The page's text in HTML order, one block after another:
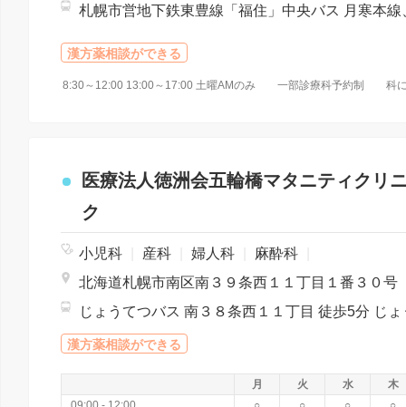
漢方薬相談ができる
8:30～12:00 13:00～17:00 土曜AMのみ 一部診療科予約制 科
医療法人徳洲会五輪橋マタニティクリ
ク
小児科 産科 婦人科 麻酔科
北海道札幌市南区南３９条西１１丁目１番３０号
漢方薬相談ができる
月 火 水
木